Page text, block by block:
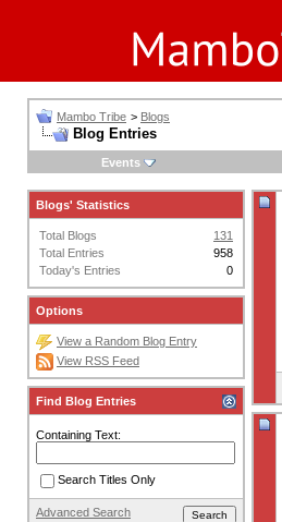
Mambo Tribe > Blogs
Blog Entries
Events
Blogs' Statistics
Total Blogs
131
Total Entries
958
Today's Entries
0
Options
View a Random Blog Entry
View RSS Feed
Find Blog Entries
Containing Text:
Search Titles Only
Advanced Search